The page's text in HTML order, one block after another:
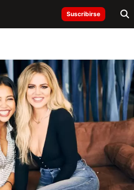
Suscribirse